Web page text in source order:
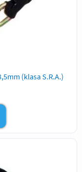
(klasa S.R.A.)